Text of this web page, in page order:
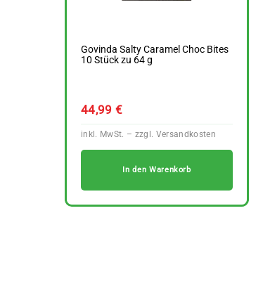
Govinda Salty Caramel Choc Bites
10 Stück zu 64 g
44,99€
In den Warenkorb